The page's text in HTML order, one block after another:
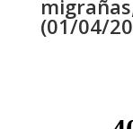
(01/04/